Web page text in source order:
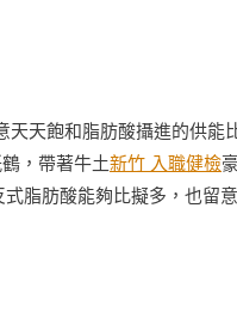
天天飽和脂肪酸攝進的供能
，帶著牛土新竹 入職健檢
脂肪酸能夠比擬多，也留